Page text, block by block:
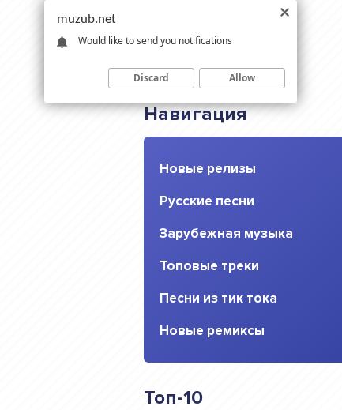
Навигация
Новые релизы
Русские песни
Зарубежная музыка
Топовые треки
Песни из тик тока
Новые ремиксы
Топ-10
muzub.net
Would like to send you notifications
Discard Allow